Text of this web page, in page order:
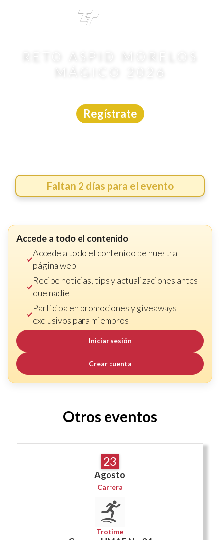
RETO ASPID MORELOS
Regístrate
Faltan 2 días para el evento
Accede a todo el contenido
Accede a todo el contenido de nuestra
página web
Recibe noticias, tips y actualizaciones antes
que nadie
Participa en promociones y giveaways
exclusivos para miembros
Iniciar sesión
Crear cuenta
Otros eventos
23
Agosto
Carrera
Trotime